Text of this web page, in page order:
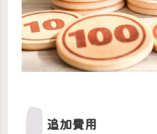
追加費用